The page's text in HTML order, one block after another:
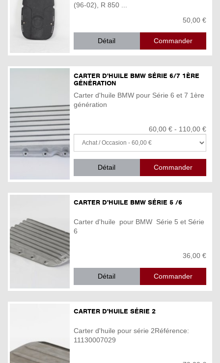
(96-02), R 850 ...
50,00 €
Détail
CARTER D'HUILE BMW SÉRIE 6/7 1ÈRE
GÉNÉRATION
Carter d'huile BMW pour Série 6 et 7 1ère
génération
60,00 € - 110,00 €
Détail
CARTER D'HUILE BMW SÉRIE 5 /6
Carter d'huile pour BMW Série 5 et Série
6
36,00 €
Détail
CARTER D'HUILE SÉRIE 2
Carter d'huile pour série 2Référence:
11130007029